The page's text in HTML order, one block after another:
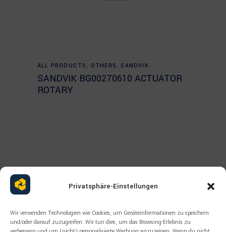
Privatsphäre-Einstellungen
Wir verwenden Technologien wie Cookies, um Geräteinformationen zu speichern
und/oder darauf zuzugreifen. Wir tun dies, um das Browsing-Erlebnis zu
Read more
ALL PRODUCTS , OTHERS , SANDVIK
SANDVIK BG00270610 ACTUATOR
ROTARY